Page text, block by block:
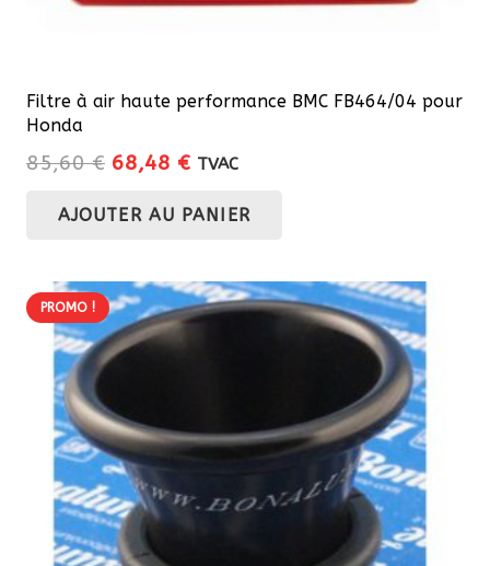
Filtre à air haute performance BMC FB464/04 pour
Honda
85,60€ Le
initial
85,60 €.
68,48 €Le
actuel
68,48 €.
TVAC
AJOUTER AU PANIER
PROMO !